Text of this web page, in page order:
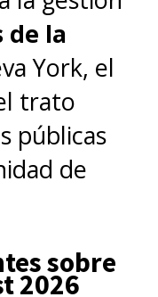
de la
York, el
trato
públicas
de
sobre
2026